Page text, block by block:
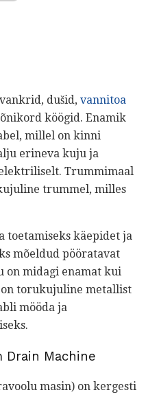
dušid, vannitoa
köögid. Enamik
millel on kinni
erineva kuju ja
Trummimaal
trummel, milles
toetamiseks käepidet ja
mõeldud pööratavat
on midagi enamat kui
on torukujuline metallist
mööda ja
Drain Machine
masin) on kergesti